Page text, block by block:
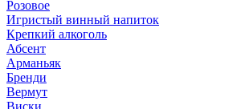
Розовое
Игристый винный напиток
Крепкий алкоголь
Абсент
Арманьяк
Бренди
Вермут
Виски